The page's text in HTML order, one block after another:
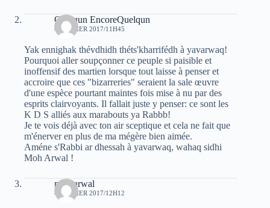
Quelqun EncoreQuelqun
4 JANVIER 2017/11H45
Yak ennighak thévdhidh théts'kharrifédh à yavarwaq!
Pourquoi aller soupçonner ce peuple si paisible et
inoffensif des martien lorsque tout laisse à penser et
accroire que ces "bizarreries" seraient la sale œuvre
d'une espèce pourtant maintes fois mise à nu par des
esprits clairvoyants. Il fallait juste y penser: ce sont les
K D S alliés aux marabouts ya Rabbb!
Je te vois déjà avec ton air sceptique et cela ne fait que
m'énerver en plus de ma mégère bien aimée.
Améne s'Rabbi ar dhessah à yavarwaq, wahaq sidhi
Moh Arwal !
moh arwal
4 JANVIER 2017/12H12